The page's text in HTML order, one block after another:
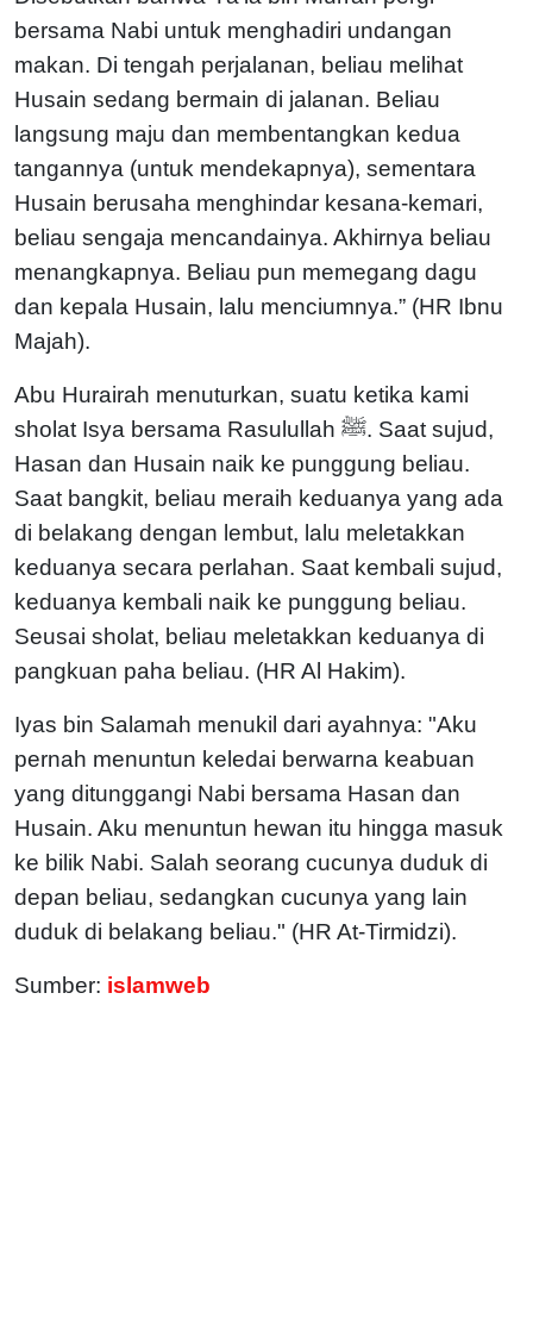
bersama Nabi untuk menghadiri undangan
makan. Di tengah perjalanan, beliau melihat
Husain sedang bermain di jalanan. Beliau
langsung maju dan membentangkan kedua
tangannya (untuk mendekapnya), sementara
Husain berusaha menghindar kesana-kemari,
beliau sengaja mencandainya. Akhirnya beliau
menangkapnya. Beliau pun memegang dagu
dan kepala Husain, lalu menciumnya.” (HR Ibnu
Majah).
Abu Hurairah menuturkan, suatu ketika kami
sholat Isya bersama Rasulullah ﷺ. Saat sujud,
Hasan dan Husain naik ke punggung beliau.
Saat bangkit, beliau meraih keduanya yang ada
di belakang dengan lembut, lalu meletakkan
keduanya secara perlahan. Saat kembali sujud,
keduanya kembali naik ke punggung beliau.
Seusai sholat, beliau meletakkan keduanya di
pangkuan paha beliau. (HR Al Hakim).
Iyas bin Salamah menukil dari ayahnya: "Aku
pernah menuntun keledai berwarna keabuan
yang ditunggangi Nabi bersama Hasan dan
Husain. Aku menuntun hewan itu hingga masuk
ke bilik Nabi. Salah seorang cucunya duduk di
depan beliau, sedangkan cucunya yang lain
duduk di belakang beliau." (HR At-Tirmidzi).
Sumber: islamweb